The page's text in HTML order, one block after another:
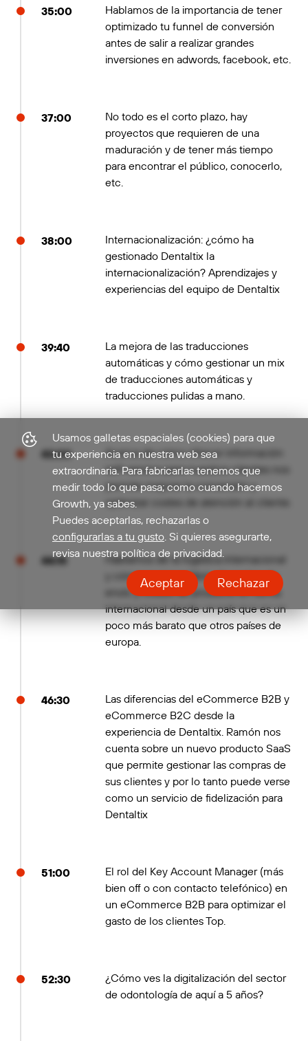
35:00
Hablamos de la importancia de tener
optimizado tu funnel de conversión
antes de salir a realizar grandes
inversiones en adwords, facebook, etc.
37:00
No todo es el corto plazo, hay
proyectos que requieren de una
maduración y de tener más tiempo
para encontrar el público, conocerlo,
etc.
38:00
Internacionalización: ¿cómo ha
gestionado Dentaltix la
internacionalización? Aprendizajes y
experiencias del equipo de Dentaltix
39:40
La mejora de las traducciones
automáticas y cómo gestionar un mix
de traducciones automáticas y
traducciones pulidas a mano.
43:00
Acerca de cómo ofrecer información
self-service para nuestros clientes nos
permite mejorar la conversión y
optimizar costes de atención al cliente.
44:15
Hablamos de la logística internacional
y cómo es el equilibrio de costes de
envío y costes de producto en venta
internacional desde un país que es un
poco más barato que otros países de
europa.
46:30
Las diferencias del eCommerce B2B y
eCommerce B2C desde la
experiencia de Dentaltix. Ramón nos
cuenta sobre un nuevo producto SaaS
que permite gestionar las compras de
sus clientes y por lo tanto puede verse
como un servicio de fidelización para
Dentaltix
51:00
El rol del Key Account Manager (más
bien off o con contacto telefónico) en
un eCommerce B2B para optimizar el
gasto de los clientes Top.
52:30
¿Cómo ves la digitalización del sector
de odontología de aquí a 5 años?
Usamos galletas espaciales (cookies) para que
tu experiencia en nuestra web sea
extraordinaria. Para fabricarlas tenemos que
medir todo lo que pasa; como cuando hacemos
Growth, ya sabes.
Puedes aceptarlas, rechazarlas o
configurarlas a tu gusto . Si quieres asegurarte,
revisa nuestra política de privacidad.
Aceptar Rechazar